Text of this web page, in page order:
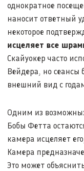
однократное
наносит ответный
некоторое
исцеляет все
Скайуокер часто
Вейдера, но сеансы
внешний вид с
Одним из
Бобы Фетта
камера исцеляет
Камера
Это может